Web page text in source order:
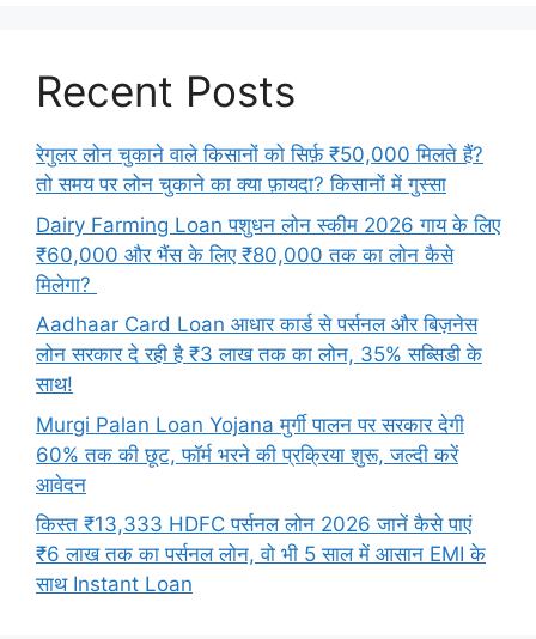
Recent Posts
रेगुलर लोन चुकाने वाले किसानों को सिर्फ़ ₹50,000 मिलते हैं?
तो समय पर लोन चुकाने का क्या फ़ायदा? किसानों में गुस्सा
Dairy Farming Loan पशुधन लोन स्कीम 2026 गाय के लिए
₹60,000 और भैंस के लिए ₹80,000 तक का लोन कैसे
मिलेगा?
Aadhaar Card Loan आधार कार्ड से पर्सनल और बिज़नेस
लोन सरकार दे रही है ₹3 लाख तक का लोन, 35% सब्सिडी के
साथ!
Murgi Palan Loan Yojana मुर्गी पालन पर सरकार देगी
60% तक की छूट, फॉर्म भरने की प्रक्रिया शुरू, जल्दी करें
आवेदन
किस्त ₹13,333 HDFC पर्सनल लोन 2026 जानें कैसे पाएं
₹6 लाख तक का पर्सनल लोन, वो भी 5 साल में आसान EMI के
साथ Instant Loan